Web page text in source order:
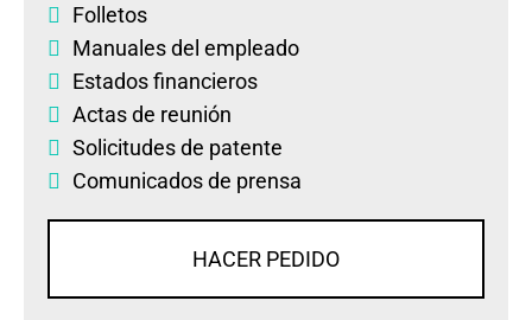
Folletos
Manuales del empleado
Estados financieros
Actas de reunión
Solicitudes de patente
Comunicados de prensa
HACER PEDIDO